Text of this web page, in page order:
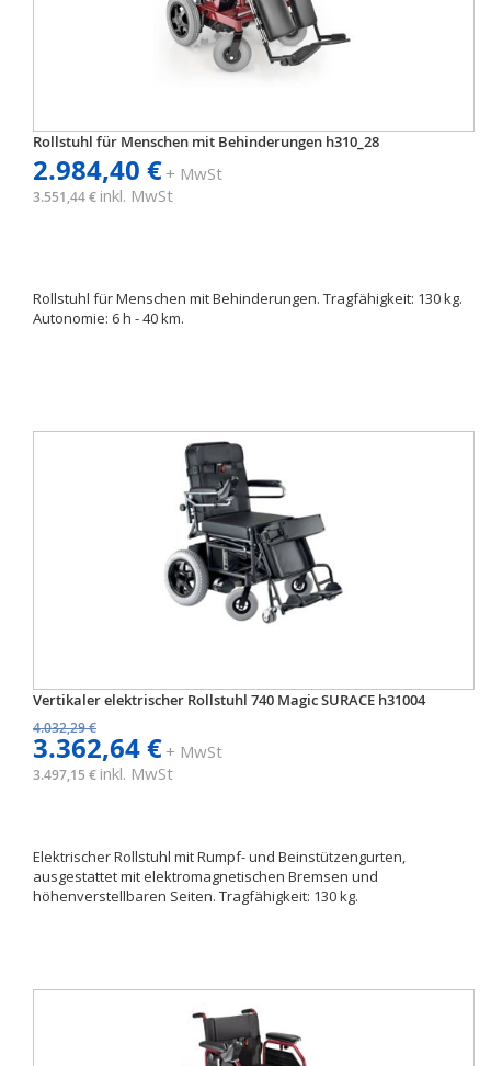
Rollstuhl für Menschen mit Behinderungen h310_28
2.984,40 €+ MwSt
3.551,44 € inkl. MwSt
Rollstuhl für Menschen mit Behinderungen. Tragfähigkeit: 130 kg.
Autonomie: 6 h - 40 km.
Vertikaler elektrischer Rollstuhl 740 Magic SURACE h31004
4.032,29 €
3.362,64 €+ MwSt
3.497,15 € inkl. MwSt
Elektrischer Rollstuhl mit Rumpf- und Beinstützengurten,
ausgestattet mit elektromagnetischen Bremsen und
höhenverstellbaren Seiten. Tragfähigkeit: 130 kg.